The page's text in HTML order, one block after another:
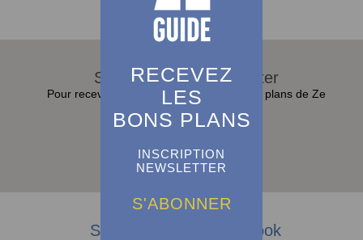
RECEVEZ
LES
BONS PLANS
INSCRIPTION
NEWSLETTER
S'ABONNER
S'abonner à la Newsletter
Pour recevoir toutes les actualités et bons plans de Ze
Guide dans sa boite e-mail :
S'abonner
Suivez-nous sur Facebook